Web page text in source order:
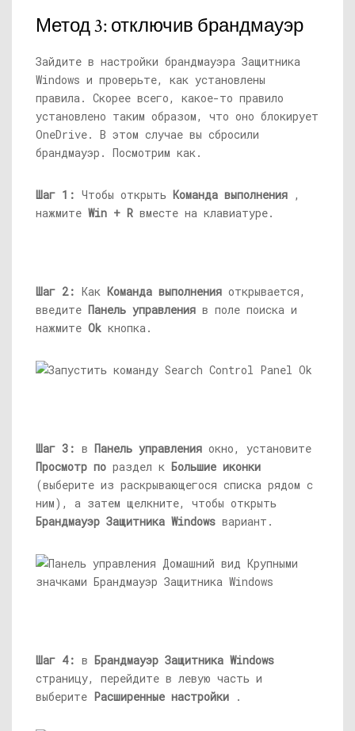
Метод 3: отключив брандмауэр
Зайдите в настройки брандмауэра Защитника
Windows и проверьте, как установлены
правила. Скорее всего, какое-то правило
установлено таким образом, что оно блокирует
OneDrive. В этом случае вы сбросили
брандмауэр. Посмотрим как.
Шаг 1: Чтобы открыть Команда выполнения ,
нажмите Win + R вместе на клавиатуре.
Шаг 2: Как Команда выполнения открывается,
введите Панель управления в поле поиска и
нажмите Ok кнопка.
Шаг 3: в Панель управления окно, установите
Просмотр по раздел к Большие иконки
(выберите из раскрывающегося списка рядом с
ним), а затем щелкните, чтобы открыть
Брандмауэр Защитника Windows вариант.
Шаг 4: в Брандмауэр Защитника Windows
страницу, перейдите в левую часть и
выберите Расширенные настройки .